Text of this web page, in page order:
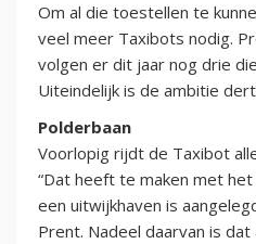
Om al die toestellen te
veel meer Taxibots nodig.
volgen er dit jaar nog drie
Uiteindelijk is de ambitie
Polderbaan
Voorlopig rijdt de Taxibot
“Dat heeft te maken met
een uitwijkhaven is
Prent. Nadeel daarvan is